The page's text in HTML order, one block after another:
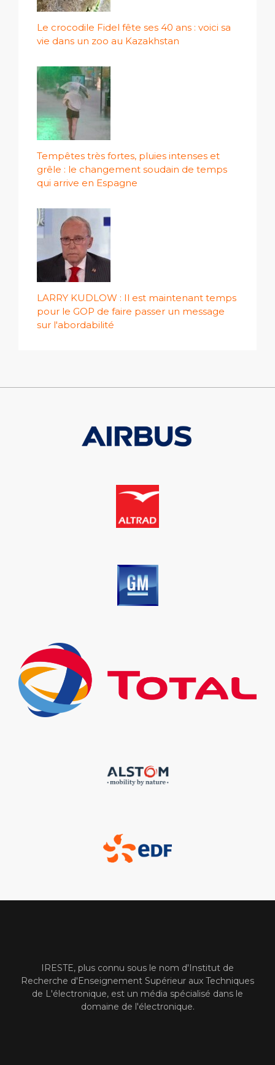
Le crocodile Fidel fête ses 40 ans : voici sa
vie dans un zoo au Kazakhstan
Tempêtes très fortes, pluies intenses et
grêle : le changement soudain de temps
qui arrive en Espagne
LARRY KUDLOW : Il est maintenant temps
pour le GOP de faire passer un message
sur l'abordabilité
IRESTE, plus connu sous le nom d'Institut de
Recherche d'Enseignement Supérieur aux Techniques
de L'électronique, est un média spécialisé dans le
domaine de l'électronique.